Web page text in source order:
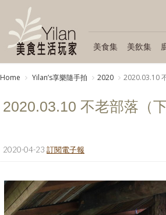
美食集 美飲集
Home Yilanʼs享樂隨手拍 2020 2020.03.10
2020.03.10 不老部落（下
2020-04-23 訂閱電子報